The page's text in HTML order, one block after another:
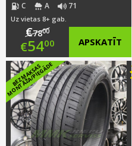
C A 71
Uz vietas 8+ gab.
€7800
Original
price
was:
€78.00.
€5400
Current
price
is:
€54.00.
APSKATĪT
B
E
Z
M
A
K
S
A
S
M
O
N
T
Ā
Ž
A
/
PI
E
G
Ā
D
E